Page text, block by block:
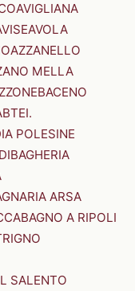
AVIGLIANA
AVOLA
AZZANELLO
MELLA
BACENO
POLESINE
BAGHERIA
ARSA
BAGNO A RIPOLI
SALENTO